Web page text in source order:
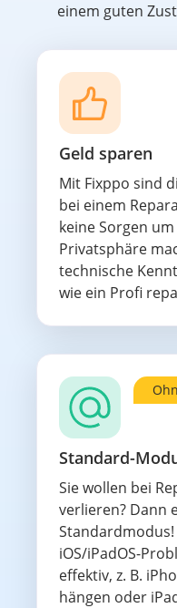
einem guten
Geld sparen
Mit Fixppo sind
bei einem
keine Sorgen
Privatsphäre
technische
wie ein Profi
Standard-
Sie wollen bei
verlieren? Dann
Standardmodus!
iOS/iPadOS-
effektiv, z. B.
hängen oder